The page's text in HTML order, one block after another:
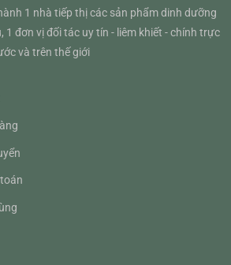
1 nhà tiếp thị các sản phẩm dinh dưỡng
1 đơn vị đối tác uy tín - liêm khiết - chính trực
và trên thế giới